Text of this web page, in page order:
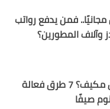
فمن يدفع رواتب
المطورين؟
كيف تنام بدون مكيف؟ 7 طرق فعالة
صيفًا